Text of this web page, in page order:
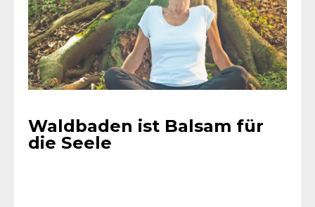
Waldbaden ist Balsam für
die Seele